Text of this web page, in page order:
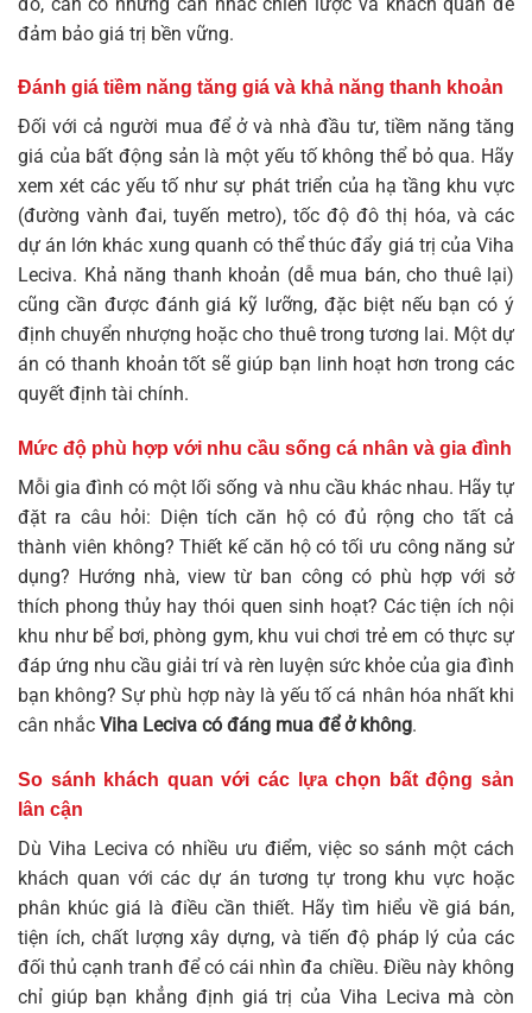
đảm bảo giá trị bền vững.
Đánh giá tiềm năng tăng giá và khả năng thanh khoản
Đối với cả người mua để ở và nhà đầu tư, tiềm năng tăng
giá của bất động sản là một yếu tố không thể bỏ qua. Hãy
xem xét các yếu tố như sự phát triển của hạ tầng khu vực
(đường vành đai, tuyến metro), tốc độ đô thị hóa, và các
dự án lớn khác xung quanh có thể thúc đẩy giá trị của Viha
Leciva. Khả năng thanh khoản (dễ mua bán, cho thuê lại)
cũng cần được đánh giá kỹ lưỡng, đặc biệt nếu bạn có ý
định chuyển nhượng hoặc cho thuê trong tương lai. Một dự
án có thanh khoản tốt sẽ giúp bạn linh hoạt hơn trong các
quyết định tài chính.
Mức độ phù hợp với nhu cầu sống cá nhân và gia đình
Mỗi gia đình có một lối sống và nhu cầu khác nhau. Hãy tự
đặt ra câu hỏi: Diện tích căn hộ có đủ rộng cho tất cả
thành viên không? Thiết kế căn hộ có tối ưu công năng sử
dụng? Hướng nhà, view từ ban công có phù hợp với sở
thích phong thủy hay thói quen sinh hoạt? Các tiện ích nội
khu như bể bơi, phòng gym, khu vui chơi trẻ em có thực sự
đáp ứng nhu cầu giải trí và rèn luyện sức khỏe của gia đình
bạn không? Sự phù hợp này là yếu tố cá nhân hóa nhất khi
cân nhắc Viha Leciva có đáng mua để ở không.
So sánh khách quan với các lựa chọn bất động sản
lân cận
Dù Viha Leciva có nhiều ưu điểm, việc so sánh một cách
khách quan với các dự án tương tự trong khu vực hoặc
phân khúc giá là điều cần thiết. Hãy tìm hiểu về giá bán,
tiện ích, chất lượng xây dựng, và tiến độ pháp lý của các
đối thủ cạnh tranh để có cái nhìn đa chiều. Điều này không
chỉ giúp bạn khẳng định giá trị của Viha Leciva mà còn